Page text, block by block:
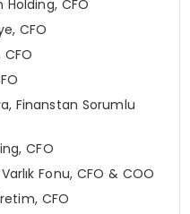
Holding, CFO
CFO
Finanstan Sorumlu
CFO
Fonu, CFO & COO
CFO